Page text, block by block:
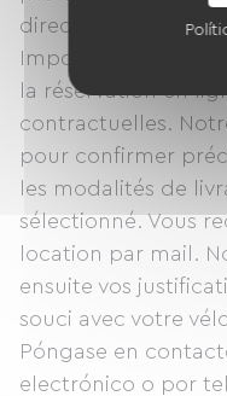
directamente para
Importante: Les
la réservation en
contractuelles.
pour confirmer
les modalités de
sélectionné. Vous
location par mail.
ensuite vos
souci avec votre
Póngase en
electrónico o por